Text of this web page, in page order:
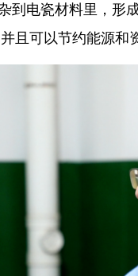
到电瓷材料里，
且可以节约能源和